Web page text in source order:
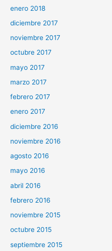
enero 2018
diciembre 2017
noviembre 2017
octubre 2017
mayo 2017
marzo 2017
febrero 2017
enero 2017
diciembre 2016
noviembre 2016
agosto 2016
mayo 2016
abril 2016
febrero 2016
noviembre 2015
octubre 2015
septiembre 2015